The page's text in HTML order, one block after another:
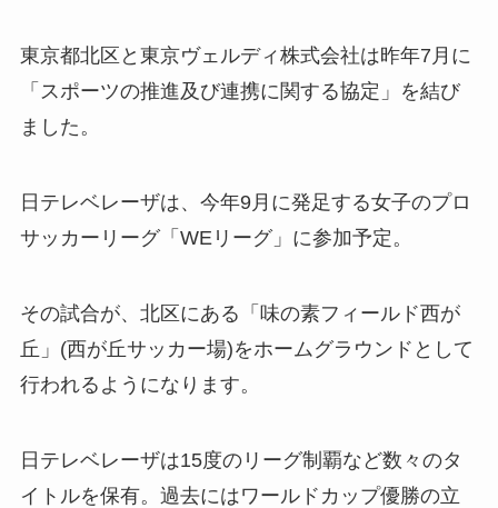
東京都北区と東京ヴェルディ株式会社は昨年7月に
「スポーツの推進及び連携に関する協定」を結び
ました。
日テレベレーザは、今年9月に発足する女子のプロ
サッカーリーグ「WEリーグ」に参加予定。
その試合が、北区にある「味の素フィールド西が
丘」(西が丘サッカー場)をホームグラウンドとして
行われるようになります。
日テレベレーザは15度のリーグ制覇など数々のタ
イトルを保有。過去にはワールドカップ優勝の立